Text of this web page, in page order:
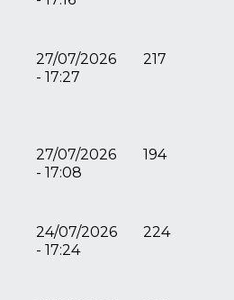
27/07/2026
- 17:27
217
27/07/2026
- 17:08
194
24/07/2026
- 17:24
224